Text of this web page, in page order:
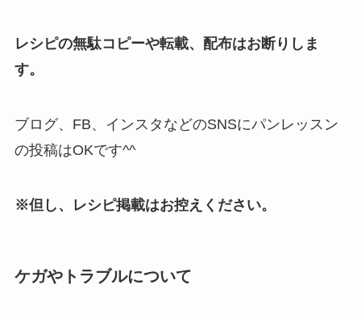
レシピの無駄コピーや転載、配布はお断りしま
す。
ブログ、FB、インスタなどのSNSにパンレッスン
の投稿はOKです^^
※但し、レシピ掲載はお控えください。
ケガやトラブルについて